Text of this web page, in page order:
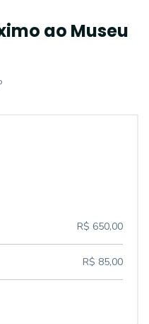
ao Museu
R$ 650,00
R$ 85,00